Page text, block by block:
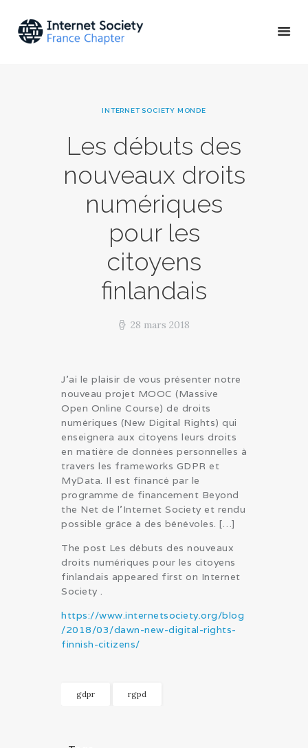
INTERNET SOCIETY MONDE
Les débuts des
nouveaux droits
numériques
pour les
citoyens
finlandais
28 mars 2018
ACTU & ÉVÉNEMENTS
A PROPOS
J’ai le plaisir de vous présenter notre
nouveau projet MOOC (Massive
Open Online Course) de droits
numériques (New Digital Rights) qui
enseignera aux citoyens leurs droits
en matière de données personnelles à
travers les frameworks GDPR et
MyData. Il est financé par le
programme de financement Beyond
the Net de l’Internet Society et rendu
possible grâce à des bénévoles. […]
The post Les débuts des nouveaux
droits numériques pour les citoyens
finlandais appeared first on Internet
Society .
https://www.internetsociety.org/blog
/2018/03/dawn-new-digital-rights-
finnish-citizens/
gdpr rgpd